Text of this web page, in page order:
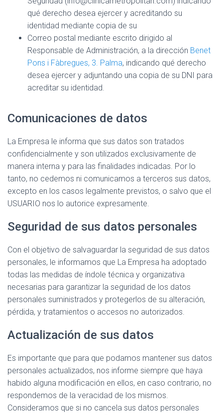
qué derecho desea ejercer y acreditando su
identidad mediante copia de su
Correo postal mediante escrito dirigido al
Responsable de Administración, a la dirección Benet
Pons i Fàbregues, 3. Palma, indicando qué derecho
desea ejercer y adjuntando una copia de su DNI para
acreditar su identidad.
Comunicaciones de datos
La Empresa le informa que sus datos son tratados
confidencialmente y son utilizados exclusivamente de
manera interna y para las finalidades indicadas. Por lo
tanto, no cedemos ni comunicamos a terceros sus datos,
excepto en los casos legalmente previstos, o salvo que el
USUARIO nos lo autorice expresamente.
Seguridad de sus datos personales
Con el objetivo de salvaguardar la seguridad de sus datos
personales, le informamos que La Empresa ha adoptado
todas las medidas de índole técnica y organizativa
necesarias para garantizar la seguridad de los datos
personales suministrados y protegerlos de su alteración,
pérdida, y tratamientos o accesos no autorizados.
Actualización de sus datos
Es importante que para que podamos mantener sus datos
personales actualizados, nos informe siempre que haya
habido alguna modificación en ellos, en caso contrario, no
respondemos de la veracidad de los mismos.
Consideramos que si no cancela sus datos personales